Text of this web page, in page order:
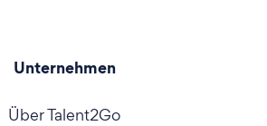
Unternehmen
Über Talent2Go